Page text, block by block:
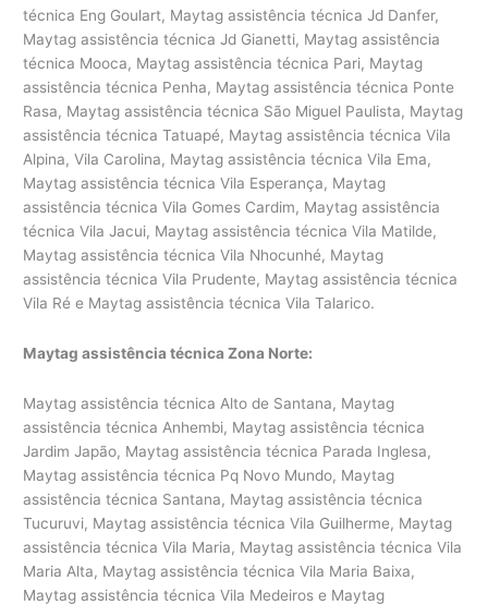
técnica Eng Goulart, Maytag assistência técnica Jd Danfer,
Maytag assistência técnica Jd Gianetti, Maytag assistência
técnica Mooca, Maytag assistência técnica Pari, Maytag
assistência técnica Penha, Maytag assistência técnica Ponte
Rasa, Maytag assistência técnica São Miguel Paulista, Maytag
assistência técnica Tatuapé, Maytag assistência técnica Vila
Alpina, Vila Carolina, Maytag assistência técnica Vila Ema,
Maytag assistência técnica Vila Esperança, Maytag
assistência técnica Vila Gomes Cardim, Maytag assistência
técnica Vila Jacui, Maytag assistência técnica Vila Matilde,
Maytag assistência técnica Vila Nhocunhé, Maytag
assistência técnica Vila Prudente, Maytag assistência técnica
Vila Ré e Maytag assistência técnica Vila Talarico.
Maytag assistência técnica Zona Norte:
Maytag assistência técnica Alto de Santana, Maytag
assistência técnica Anhembi, Maytag assistência técnica
Jardim Japão, Maytag assistência técnica Parada Inglesa,
Maytag assistência técnica Pq Novo Mundo, Maytag
assistência técnica Santana, Maytag assistência técnica
Tucuruvi, Maytag assistência técnica Vila Guilherme, Maytag
assistência técnica Vila Maria, Maytag assistência técnica Vila
Maria Alta, Maytag assistência técnica Vila Maria Baixa,
Maytag assistência técnica Vila Medeiros e Maytag